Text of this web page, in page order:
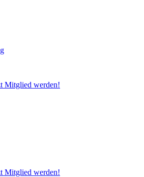
Mitglied werden!
Mitglied werden!